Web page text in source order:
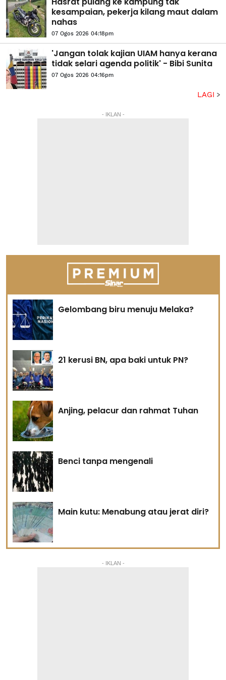
kesampaian, pekerja kilang maut dalam
nahas
07 Ogos 2026 04:18pm
'Jangan tolak kajian UIAM hanya kerana
tidak selari agenda politik' - Bibi Sunita
07 Ogos 2026 04:16pm
LAGI
- IKLAN -
Gelombang biru menuju Melaka?
21 kerusi BN, apa baki untuk PN?
Anjing, pelacur dan rahmat Tuhan
Benci tanpa mengenali
Main kutu: Menabung atau jerat diri?
- IKLAN -